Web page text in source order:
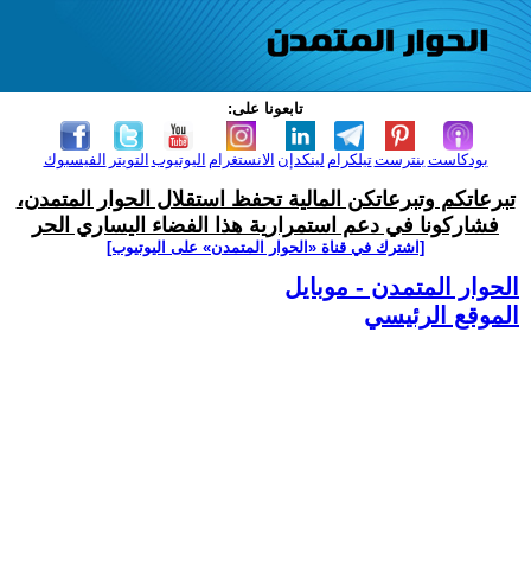
تابعونا على:
الفيسبوك التويتر اليوتيوب الانستغرام لينكدإن تيلكرامبنترست بودكاست
تبرعاتكم وتبرعاتكن المالية تحفظ استقلال الحوار المتمدن،
فشاركونا في دعم استمرارية هذا الفضاء اليساري الحر
[اشترك في قناة ‫«الحوار المتمدن» على اليوتيوب]
الحوار المتمدن - موبايل
الموقع الرئيسي